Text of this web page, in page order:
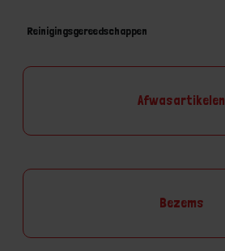
Reinigingsgereedschappen
Afwasartikelen
Bezems